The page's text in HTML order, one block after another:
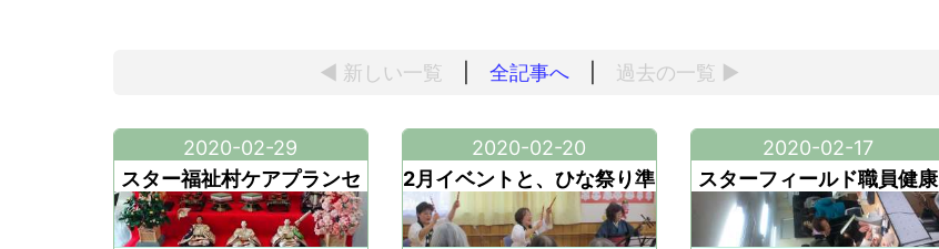
◀ 新しい一覧 全記事へ 過去の一覧 ▶
2020-02-29
スター福祉村ケアプランセ
ンターです。
2020-02-20
2月イベントと、ひな祭り準
備
2020-02-17
スターフィールド職員健康
診断